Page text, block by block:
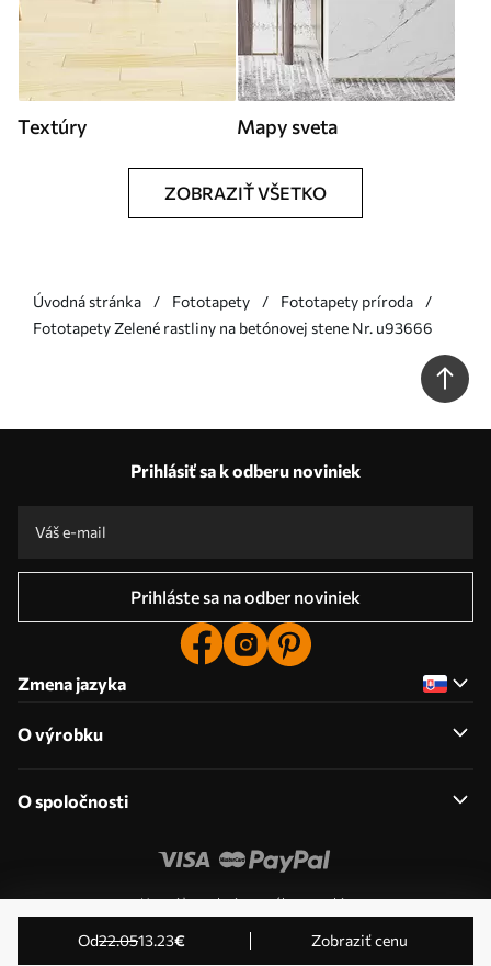
od22.0513.23€ Zobraziť cenu
Textúry Mapy sveta
ZOBRAZIŤ VŠETKO
Úvodná stránka Fototapety
Fototapety príroda
Fototapety Zelené rastliny na betónovej stene Nr. u93666
Prihlásiť sa k odberu noviniek
Prihláste sa na odber noviniek
Zmena jazyka
O výrobku
O spoločnosti
Upraviť povolenia pre súbory cookie
© 2011-2026 Uwalls . Všetky práva vyhradené. Prevádzkuje
KLW Sp. z o.o. IČ DPH: PL9223057591.